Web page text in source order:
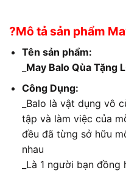
?Mô tả sản phẩm
Tên sản phẩm:
May Balo Qùa Tặng
Công Dụng:
_Balo là vật dụng vô
tập và làm việc của
đều đã từng sở hữu
nhau
_Là 1 người bạn